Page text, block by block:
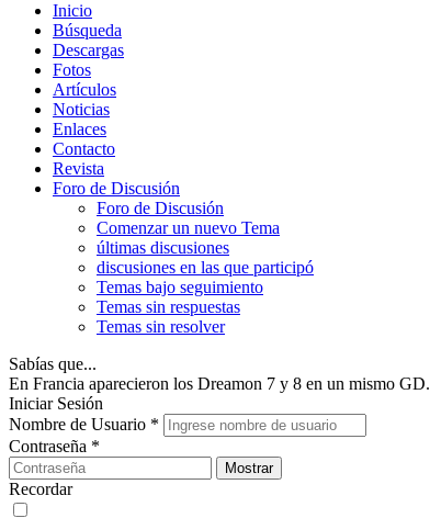
Inicio
Búsqueda
Descargas
Fotos
Artículos
Noticias
Enlaces
Contacto
Revista
Foro de Discusión
Foro de Discusión
Comenzar un nuevo Tema
últimas discusiones
discusiones en las que participó
Temas bajo seguimiento
Temas sin respuestas
Temas sin resolver
Sabías que...
En Francia aparecieron los Dreamon 7 y 8 en un mismo GD.
Iniciar Sesión
Nombre de Usuario *
Contraseña *
Mostrar
Recordar